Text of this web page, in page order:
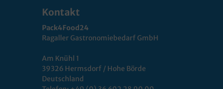
Kontakt
Pack4Food24
Ragaller Gastronomiebedarf GmbH
Am Knühl 1
39326 Hermsdorf / Hohe Börde
Deutschland